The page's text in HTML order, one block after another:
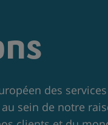
des
sein de notre